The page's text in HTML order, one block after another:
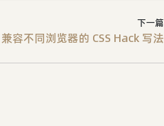
下一篇
兼容不同浏览器的 CSS Hack 写法